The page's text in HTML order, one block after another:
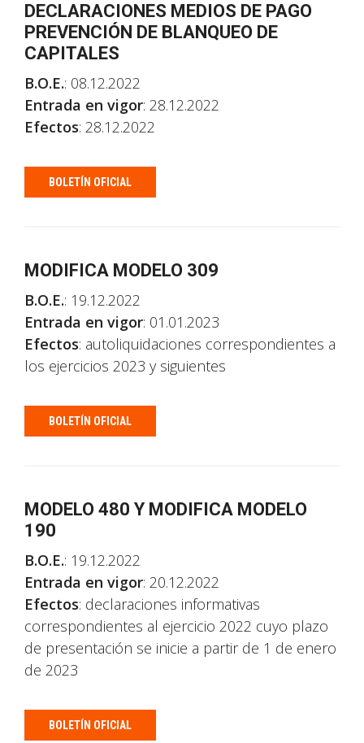
DECLARACIONES MEDIOS DE PAGO
PREVENCIÓN DE BLANQUEO DE
CAPITALES
B.O.E.: 08.12.2022
Entrada en vigor: 28.12.2022
Efectos: 28.12.2022
BOLETÍN OFICIAL
MODIFICA MODELO 309
B.O.E.: 19.12.2022
Entrada en vigor: 01.01.2023
Efectos: autoliquidaciones correspondientes a
los ejercicios 2023 y siguientes
BOLETÍN OFICIAL
MODELO 480 Y MODIFICA MODELO
190
B.O.E.: 19.12.2022
Entrada en vigor: 20.12.2022
Efectos: declaraciones informativas
correspondientes al ejercicio 2022 cuyo plazo
de presentación se inicie a partir de 1 de enero
de 2023
BOLETÍN OFICIAL